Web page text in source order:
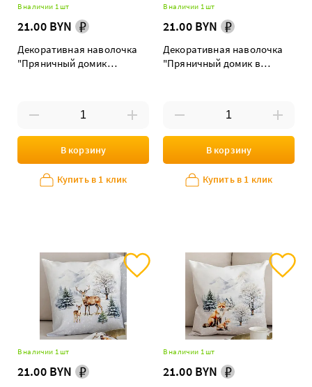
В наличии 1 шт
21.00 BYN
Декоративная наволочка
"Пряничный домик
В корзину
Купить в 1 клик
В наличии 1 шт
21.00 BYN
Декоративная наволочка
"Пряничный домик в
В корзину
Купить в 1 клик
В наличии 1 шт
21.00 BYN
В наличии 1 шт
21.00 BYN